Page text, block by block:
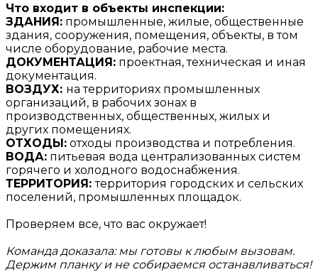
Что входит в объекты инспекции:
ЗДАНИЯ: промышленные, жилые, общественные
здания, сооружения, помещения, объекты, в том
числе оборудование, рабочие места.
ДОКУМЕНТАЦИЯ: проектная, техническая и иная
документация.
ВОЗДУХ: на территориях промышленных
организаций, в рабочих зонах в
производственных, общественных, жилых и
других помещениях.
ОТХОДЫ: отходы производства и потребления.
ВОДА: питьевая вода централизованных систем
горячего и холодного водоснабжения.
ТЕРРИТОРИЯ:территория городских и сельских
поселений, промышленных площадок.
Проверяем все, что вас окружает!
Команда доказала: мы готовы к любым вызовам.
Держим планку и не собираемся останавливаться!